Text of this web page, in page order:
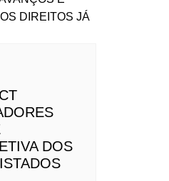
DOS